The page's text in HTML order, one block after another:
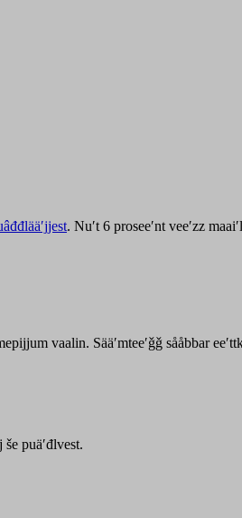
. Nuʹt 6 proseeʹnt veeʹzz
vaalin. Sääʹmteeʹǧǧ sååbbar
puäʹđlvest.